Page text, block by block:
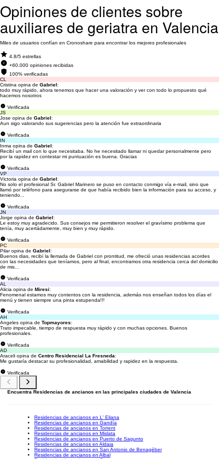
Opiniones de clientes sobre
auxiliares de geriatra en Valencia
Miles de usuarios confían en Cronoshare para encontrar los mejores profesionales
4.8/5 estrellas
+60.000 opiniones recibidas
100% verificadas
CL
Cristina opina de Gabriel:
todo muy rápido, ahora tenemos que hacer una valoración y ver con todo lo propuesto qué
hacemos nosotros
Verificada
JS
Jose opina de Gabriel:
Aun sigo valorando sus sugerencias pero la atención fue extraordinaria
Verificada
IN
Inma opina de Gabriel:
Recibí un mail con lo que necesitaba. No he necesitado llamar ni quedar personalmente pero
por la rapidez en contestar mi puntuación es buena. Gracias
Verificada
VP
Victoria opina de Gabriel:
No solo el profesional Sr. Gabriel Marinero se puso en contacto conmigo vía e-mail, sino que
llamó por teléfono para asegurarse de que había recibido bien la información para su acceso, y
teniendo...
Verificada
JN
Jorge opina de Gabriel:
Le estoy muy agradecido. Sus consejos me permitieron resolver el gravísimo problema que
tenía, muy acertádamente, muy bien y muy rápido.
Verificada
PC
Pilar opina de Gabriel:
Buenos dias, recibí la llemada de Gabriel con prontitud, me ofreció unas residencias acordes
con las necesidades que teníamos, pero al final, encontramos otra residencia cerca del domicilio
de mis...
Verificada
AL
Alicia opina de Miresi:
Fenomenal estamos muy contentos con la residencia, además nos enseñan todos los días el
menú y tienen siempre una pinta estupenda!!!
Verificada
AH
Angeles opina de Topmayores:
Trato impecable, tiempo de respuesta muy rápido y con muchas opciones. Buenos
profesionales.
Verificada
AD
Araceli opina de Centro Residencial La Fresneda:
Me gustaría destacar su profesionalidad, amabilidad y rapidez en la respuesta.
Verificada
Encuentra Residencias de ancianos en las principales ciudades de Valencia
Residencias de ancianos en L' Eliana
Residencias de ancianos en Gandía
Residencias de ancianos en Torrent
Residencias de ancianos en Mislata
Residencias de ancianos en Puerto de Sagunto
Residencias de ancianos en Aldaia
Residencias de ancianos en San Antonio de Benagéber
Residencias de ancianos en Albal